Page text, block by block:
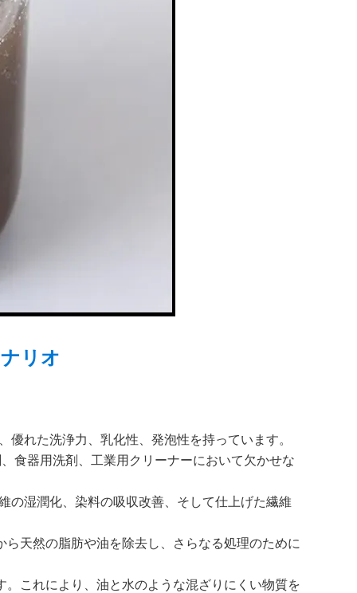
リオ
れた洗浄力、乳化性、発泡性を持っています。
食器用洗剤、工業用クリーナーにおいて欠かせな
の湿潤化、染料の吸収改善、そして仕上げた繊維
天然の脂肪や油を除去し、さらなる処理のために
これにより、油と水のような混ざりにくい物質を